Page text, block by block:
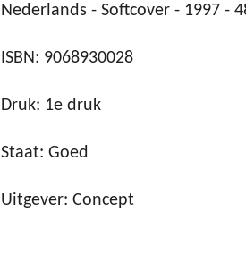
Nederlands - Softcover - 1997 -
ISBN: 9068930028
Druk: 1e druk
Staat: Goed
Uitgever: Concept